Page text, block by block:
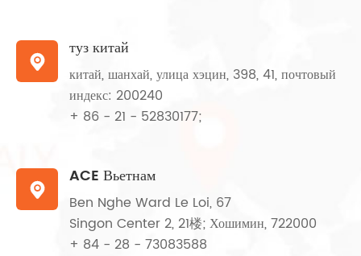

туз китай
китай, шанхай, улица хэцин, 398, 41, почтовый
индекс: 200240
+ 86 - 21 - 52830177;

ACE Вьетнам
Ben Nghe Ward Le Loi, 67
Singon Center 2, 21楼; Хошимин, 722000
+ 84 - 28 - 73083588